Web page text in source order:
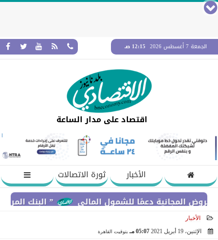
الجمعة 7 أغسطس 2026 12:15 صـ
اقتصاد على مدار الساعة
الأخبار
ثورة الاتصالات
” البنك المركزي” : معدلات الشمول المالي تواصل ارتفاعها 79% من
للشمول المالي
الأخبار
الإثنين، 19 أبريل 2021
05:07 مـ بتوقيت القاهرة